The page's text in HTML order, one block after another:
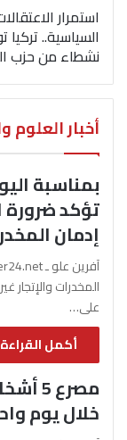
استمرار
نشطاء من حزب
أخبار العلوم
بمناسبة
تؤكد ضرورة
إدمان
المخدرات
على…
أكمل
خلال يوم